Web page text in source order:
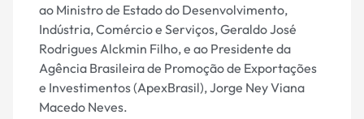
ao Ministro de Estado do Desenvolvimento,
Indústria, Comércio e Serviços, Geraldo José
Rodrigues Alckmin Filho, e ao Presidente da
Agência Brasileira de Promoção de Exportações
e Investimentos (ApexBrasil), Jorge Ney Viana
Macedo Neves.